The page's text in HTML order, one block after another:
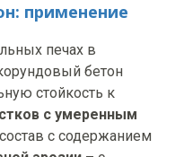
применение
печах в
бетон
стойкость к
с умеренным
с содержанием